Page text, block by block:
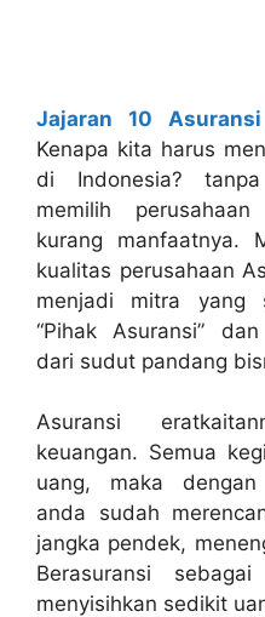
Jajaran 10
Kenapa kita harus
di Indonesia?
memilih
kurang manfaatnya.
kualitas perusahaan
menjadi mitra yang
“Pihak Asuransi”
dari sudut pandang
Asuransi
keuangan. Semua
uang, maka dengan
anda sudah
jangka pendek,
Berasuransi
menyisihkan sedikit